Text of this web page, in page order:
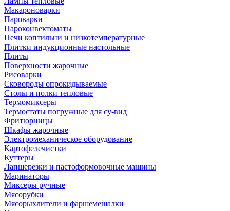
Макароноварки
Пароварки
Пароконвектоматы
Печи коптильни и низкотемпературные
Плитки индукционные настольные
Плиты
Поверхности жарочные
Рисоварки
Сковороды опрокидываемые
Столы и полки тепловые
Термомиксеры
Термостаты погружные для су-вид
Фритюрницы
Шкафы жарочные
Электромеханическое оборудование
Картофелечистки
Куттеры
Лапшерезки и пастоформовочные машины
Маринаторы
Миксеры ручные
Мясорубки
Мясорыхлители и фаршемешалки